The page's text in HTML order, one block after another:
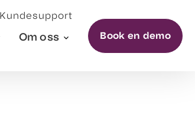
Om oss
Kundesupport
Book en demo